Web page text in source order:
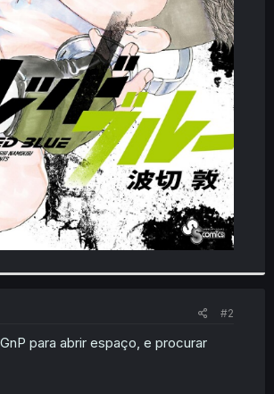
#2
para abrir espaço, e procurar